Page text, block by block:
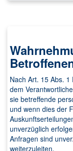
Nach Art. 15 Abs. 1
dem
sie betreffende
und wenn dies der
unverzüglich
Anfragen sind
weiterzuleiten.